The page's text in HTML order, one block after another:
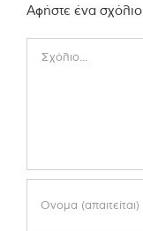
Αφήστε ένα σχόλιο